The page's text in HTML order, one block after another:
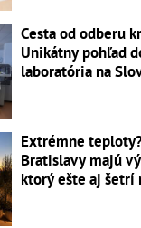
Cesta od odberu
Unikátny pohľad
laboratória na
Extrémne
Bratislavy majú
ktorý ešte aj šetrí